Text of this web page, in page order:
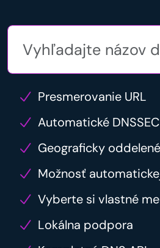
Presmerovanie URL
Automatické
Geograficky
Možnosť
Vyberte si vlastné
Lokálna podpora